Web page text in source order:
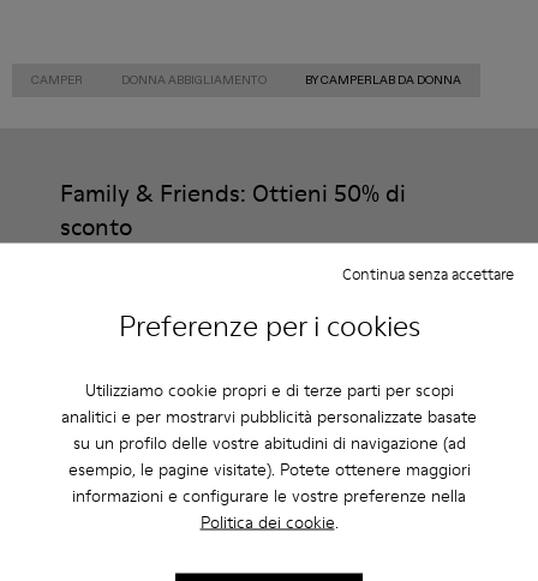
Preferenze per i cookies
Utilizziamo cookie propri e di terze parti per scopi
analitici e per mostrarvi pubblicità personalizzate basate
su un profilo delle vostre abitudini di navigazione (ad
esempio, le pagine visitate). Potete ottenere maggiori
informazioni e configurare le vostre preferenze nella
Politica dei cookie.
Continua senza accettare
CAMPER DONNA ABBIGLIAMENTO BY CAMPERLAB DA DONNA
Family & Friends: Ottieni 50% di
sconto
Proprio così. Entrando a far parte della nostra community godrai
di vantaggi esclusivi come sconti, accesso in anteprima, inviti a
Italia / Italiano